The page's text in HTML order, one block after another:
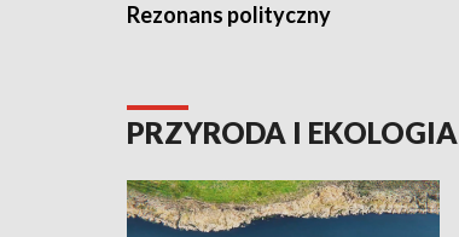
Rezonans polityczny
PRZYRODA I EKOLOGIA